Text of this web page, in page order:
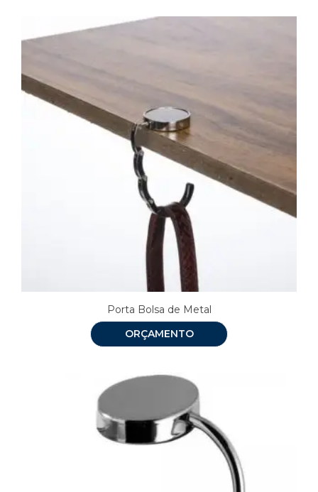
Porta Bolsa de Metal
ORÇAMENTO